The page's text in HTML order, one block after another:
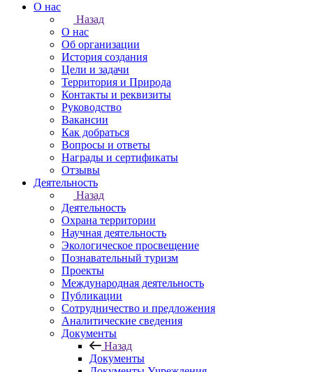
О нас
Назад
О нас
Об организации
История создания
Цели и задачи
Территория и Природа
Контакты и реквизиты
Руководство
Вакансии
Как добраться
Вопросы и ответы
Награды и сертификаты
Отзывы
Деятельность
Назад
Деятельность
Охрана территории
Научная деятельность
Экологическое просвещение
Познавательный туризм
Проекты
Международная деятельность
Публикации
Сотрудничество и предложения
Аналитические сведения
Документы
Назад
Документы